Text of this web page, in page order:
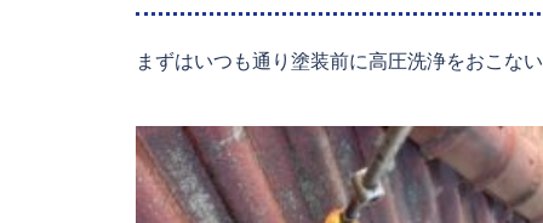
まずはいつも通り塗装前に高圧洗浄をおこな